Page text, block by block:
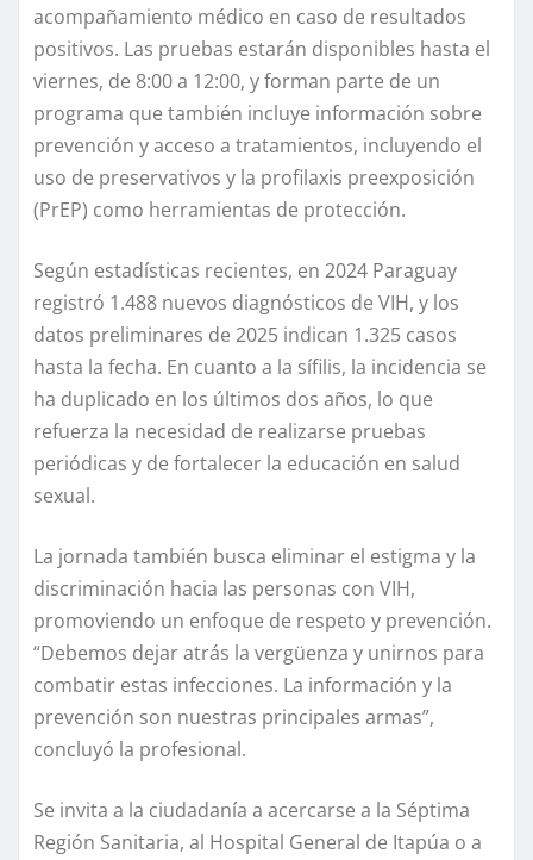
acompañamiento médico en caso de resultados
positivos. Las pruebas estarán disponibles hasta el
viernes, de 8:00 a 12:00, y forman parte de un
programa que también incluye información sobre
prevención y acceso a tratamientos, incluyendo el
uso de preservativos y la profilaxis preexposición
(PrEP) como herramientas de protección.
Según estadísticas recientes, en 2024 Paraguay
registró 1.488 nuevos diagnósticos de VIH, y los
datos preliminares de 2025 indican 1.325 casos
hasta la fecha. En cuanto a la sífilis, la incidencia se
ha duplicado en los últimos dos años, lo que
refuerza la necesidad de realizarse pruebas
periódicas y de fortalecer la educación en salud
sexual.
La jornada también busca eliminar el estigma y la
discriminación hacia las personas con VIH,
promoviendo un enfoque de respeto y prevención.
“Debemos dejar atrás la vergüenza y unirnos para
combatir estas infecciones. La información y la
prevención son nuestras principales armas”,
concluyó la profesional.
Se invita a la ciudadanía a acercarse a la Séptima
Región Sanitaria, al Hospital General de Itapúa o a